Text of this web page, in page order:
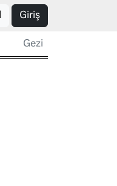
Giriş
Gezi